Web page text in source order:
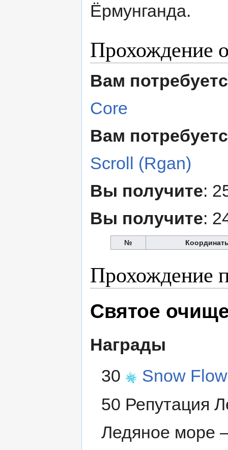
Ёрмунганда.
Прохождение
Вам
Core
Вам
Scroll (Rgan)
Вы получите:
Вы получите:
№
Прохождение
Святое
Награды
30
Snow
50 Репутация
Ледяное море